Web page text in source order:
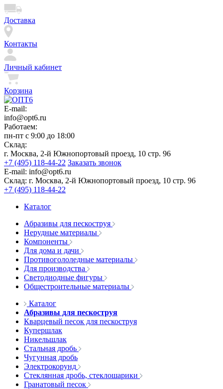
Доставка
Контакты
Личный кабинет
Корзина
E-mail:
info@opt6.ru
Работаем:
пн-пт с 9:00 до 18:00
Склад:
г. Москва, 2-й Южнопортовый проезд, 10 стр. 96
+7 (495) 118-44-22 Заказать звонок
E-mail: info@opt6.ru
Склад: г. Москва, 2-й Южнопортовый проезд, 10 стр. 96
+7 (495) 118-44-22
Каталог
Абразивы для пескоструя
Нерудные материалы
Компоненты
Для дома и дачи
Противогололедные материалы
Для производства
Светодиодные фигуры
Общестроительные материалы
Каталог
Абразивы для пескоструя
Кварцевый песок для пескоструя
Купершлак
Никельшлак
Стальная дробь
Чугунная дробь
Электрокорунд
Стеклянная дробь, стеклошарики
Гранатовый песок